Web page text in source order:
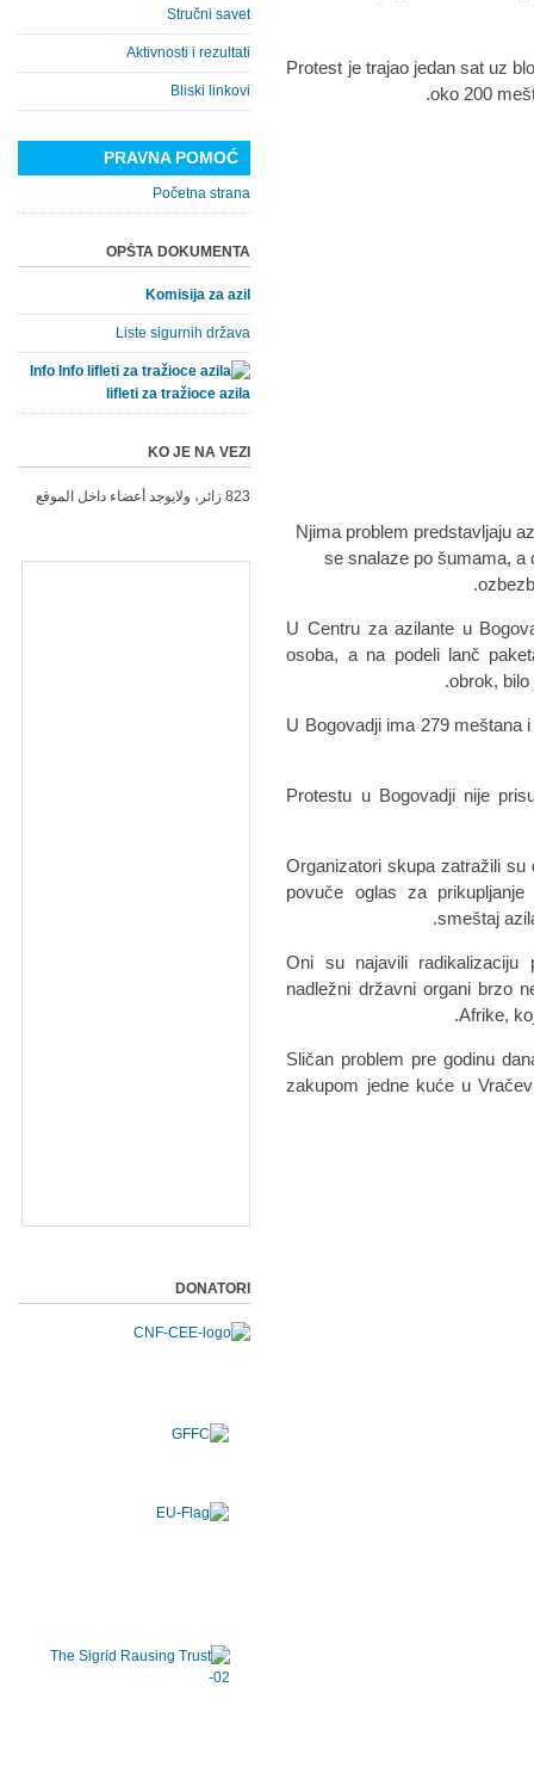
Protest je trajao jedan sat uz
oko 200
Njima problem predstavljaju
se snalaze po šumama, a
U Centru za azilante u
osoba, a na podeli lanč
obrok, bilo
U Bogovadji ima 279 meštana
Protestu u Bogovadji nije
Organizatori skupa zatražili su
povuče oglas za
smeštaj
Oni su najavili radikalizaciju
nadležni državni organi brzo
Afrike,
Sličan problem pre godinu
zakupom jedne kuće u
Stručni savet
Aktivnosti i rezultati
Bliski linkovi
PRAVNA POMOĆ
Početna strana
OPŠTA DOKUMENTA
Komisija za azil
Liste sigurnih država
Info
lifleti za tražioce azila
KO JE NA VEZI
823 زائر، ولايوجد أعضاء داخل الموقع
DONATORI